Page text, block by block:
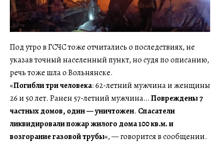
Под утро в ГСЧС тоже отчитались о последствиях, не
указав точный населенный пункт, но судя по описанию,
речь тоже шла о Вольнянске.
«Погибли три человека: 62-летний мужчина и женщины
26 и 50 лет. Ранен 57-летний мужчина…Повреждены 7
частных домов, один — уничтожен. Спасатели
ликвидировали пожар жилого дома 100 кв.м. и
возгорание газовой трубы«, — говорится в сообщении.